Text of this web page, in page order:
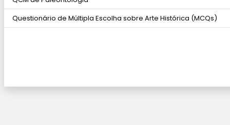
Questionário de Múltipla Escolha sobre Arte Histórica (MCQs)